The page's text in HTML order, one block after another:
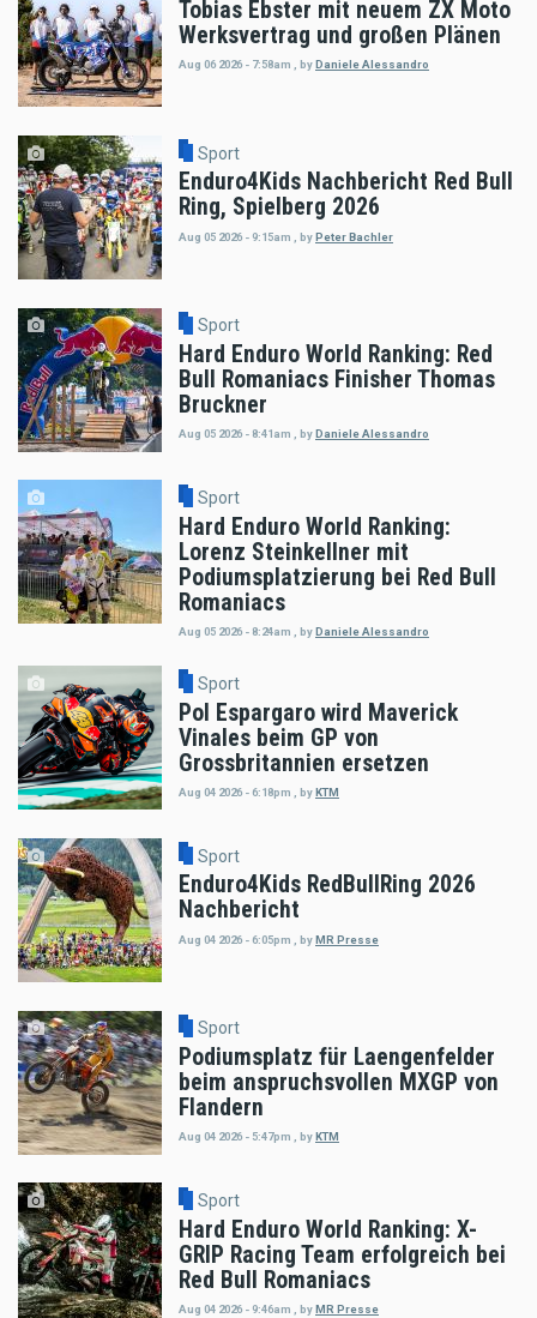
Tobias Ebster mit neuem ZX Moto
Werksvertrag und großen Plänen
Aug 06 2026 - 7:58am byDaniele Alessandro
Sport
Enduro4Kids Nachbericht Red Bull
Ring, Spielberg 2026
Aug 05 2026 - 9:15am byPeter Bachler
Sport
Hard Enduro World Ranking: Red
Bull Romaniacs Finisher Thomas
Bruckner
Aug 05 2026 - 8:41am , by Daniele Alessandro
Sport
Hard Enduro World Ranking:
Lorenz Steinkellner mit
Podiumsplatzierung bei Red Bull
Romaniacs
Aug 05 2026 - 8:24am , byDaniele Alessandro
Sport
Pol Espargaro wird Maverick
Vinales beim GP von
Grossbritannien ersetzen
Aug 04 2026 - 6:18pm byKTM
Sport
Enduro4Kids RedBullRing 2026
Nachbericht
Aug 04 2026 - 6:05pm byMR Presse
Sport
Podiumsplatz für Laengenfelder
beim anspruchsvollen MXGP von
Flandern
Aug 04 2026 - 5:47pm , by KTM
Sport
Hard Enduro World Ranking: X-
GRIP Racing Team erfolgreich bei
Red Bull Romaniacs
Aug 04 2026 - 9:46am , byMR Presse